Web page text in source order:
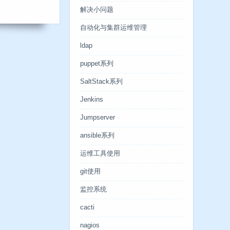
解决小问题
自动化与集群运维管理
ldap
puppet系列
SaltStack系列
Jenkins
Jumpserver
ansible系列
运维工具使用
git使用
监控系统
cacti
nagios